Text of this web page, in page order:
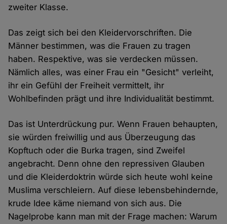
zweiter Klasse.
Das zeigt sich bei den Kleidervorschriften. Die
Männer bestimmen, was die Frauen zu tragen
haben. Respektive, was sie verdecken müssen.
Nämlich alles, was einer Frau ein "Gesicht" verleiht,
ihr ein Gefühl der Freiheit vermittelt, ihr
Wohlbefinden prägt und ihre Individualität bestimmt.
Das ist Unterdrückung pur. Wenn Frauen behaupten,
sie würden freiwillig und aus Überzeugung das
Kopftuch oder die Burka tragen, sind Zweifel
angebracht. Denn ohne den repressiven Glauben
und die Kleiderdoktrin würde sich heute wohl keine
Muslima verschleiern. Auf diese lebensbehindernde,
krude Idee käme niemand von sich aus. Die
Nagelprobe kann man mit der Frage machen: Warum